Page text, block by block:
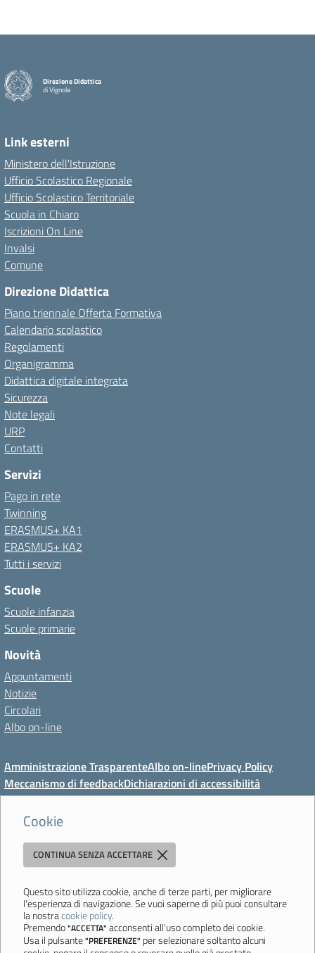
Cookie
CONTINUA SENZA ACCETTARE
Questo sito utilizza cookie, anche di terze parti, per migliorare
l'esperienza di navigazione. Se vuoi saperne di più puoi consultare
la nostracookie policy.
Premendo"ACCETTA" acconsenti all'uso completo dei cookie.
Usa il pulsante"PREFERENZE" per selezionare soltanto alcuni
Direzione Didattica
di Vignola
Link esterni
Ministero dell'Istruzione
Ufficio Scolastico Regionale
Ufficio Scolastico Territoriale
Scuola in Chiaro
Iscrizioni On Line
Invalsi
Comune
Direzione Didattica
Piano triennale Offerta Formativa
Calendario scolastico
Regolamenti
Organigramma
Didattica digitale integrata
Sicurezza
Note legali
URP
Contatti
Servizi
Pago in rete
Twinning
ERASMUS+ KA1
ERASMUS+ KA2
Tutti i servizi
Scuole
Scuole infanzia
Scuole primarie
Novità
Appuntamenti
Notizie
Circolari
Albo on-line
Amministrazione TrasparenteAlbo on-linePrivacy Policy
Meccanismo di feedbackDichiarazioni di accessibilità
Preferenze cookie
Direzione Didattica di Vignola
"Tutti diversamente uguali, tutti ugualmente diversi"
Viale Mazzini, 18 - 41058 Vignola (MO) - Tel. 059 771117 - Fax 059
771113 - Email:moee06000a@istruzione.it- PEC:
moee06000a@pec.istruzione.it
Ultimo aggiornamento: Mercoledì, 5 Agosto 2026 ore 08:44